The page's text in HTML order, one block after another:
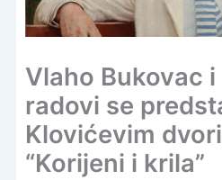
Vlaho Bukovac
radovi se
Klovićevim
“Korijeni i krila”